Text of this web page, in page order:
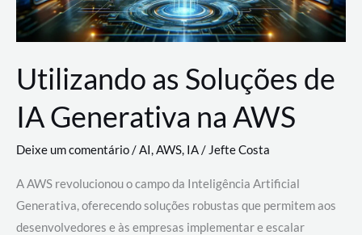
Utilizando as Soluções de
IA Generativa na AWS
Deixe um comentário/AI,AWS, IA/Jefte Costa
A AWS revolucionou o campo da Inteligência Artificial
Generativa, oferecendo soluções robustas que permitem aos
desenvolvedores e às empresas implementar e escalar